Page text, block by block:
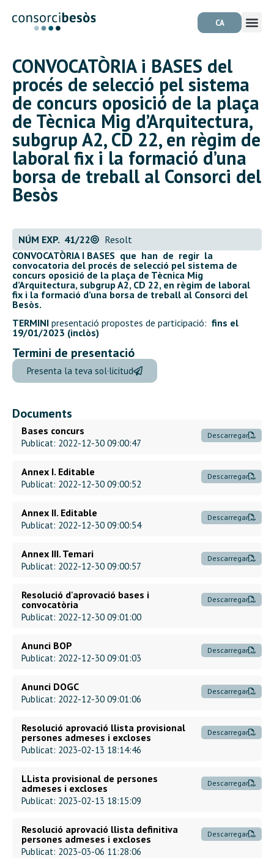
CA
CONVOCATÒRIA i BASES del
procés de selecció pel sistema
de concurs oposició de la plaça
de Tècnica Mig d’Arquitectura,
subgrup A2, CD 22, en règim de
laboral fix i la formació d’una
borsa de treball al Consorci del
Besòs
NÚM EXP. 41/22
Resolt
CONVOCATÒRIA I BASES que han de regir la
convocatoria del procés de selecció pel sistema de
concurs oposició de la plaça de Tècnica Mig
d’Arquitectura, subgrup A2, CD 22, en règim de laboral
fix i la formació d’una borsa de treball al Consorci del
Besòs.
TERMINI presentació propostes de participació: fins el
19/01/2023 (inclòs)
Termini de presentació
Presenta la teva sol·licitud
Documents
Bases concurs Descarregar
Publicat: 2022-12-30 09:00:47
Annex I. Editable Descarregar
Publicat: 2022-12-30 09:00:52
Annex II. Editable Descarregar
Publicat: 2022-12-30 09:00:54
Annex III. Temari Descarregar
Publicat: 2022-12-30 09:00:57
Resolució d'aprovació bases i
convocatòria
Descarregar
Publicat: 2022-12-30 09:01:00
Anunci BOP Descarregar
Publicat: 2022-12-30 09:01:03
Anunci DOGC Descarregar
Publicat: 2022-12-30 09:01:06
Resolució aprovació llista provisional
persones admeses i excloses
Descarregar
Publicat: 2023-02-13 18:14:46
LLista provisional de persones
admeses i excloses
Descarregar
Publicat: 2023-02-13 18:15:09
Resolució aprovació llista definitiva
persones admeses i excloses
Descarregar
Publicat: 2023-03-06 11:28:06